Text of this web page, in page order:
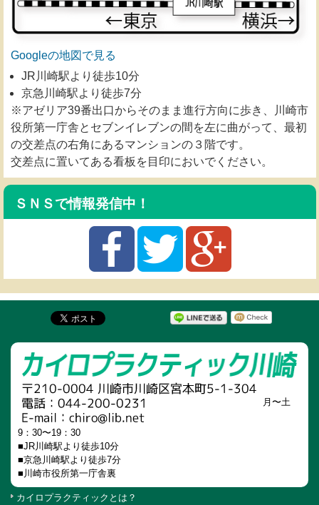
Googleの地図で見る
JR川崎駅より徒歩10分
京急川崎駅より徒歩7分
※アゼリア39番出口からそのまま進行方向に歩き、川崎市
役所第一庁舎とセブンイレブンの間を左に曲がって、最初
の交差点の右角にあるマンションの３階です。
交差点に置いてある看板を目印においでください。
ＳＮＳで情報発信中！
月〜土
9：30〜19：30
■JR川崎駅より徒歩10分
■京急川崎駅より徒歩7分
■川崎市役所第一庁舎裏
カイロプラクティックとは？